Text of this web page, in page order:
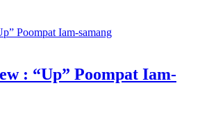
: “Up” Poompat Iam-